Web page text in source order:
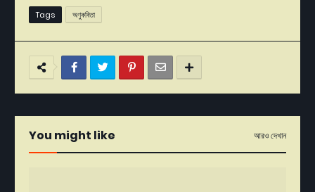
Tags অণুকবিতা
You might like আরও দেখান